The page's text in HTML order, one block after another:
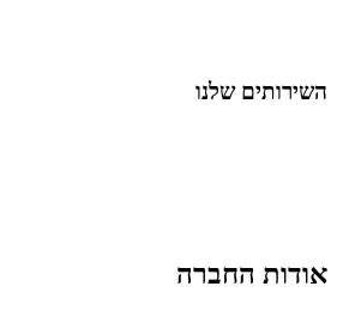
השירותים שלנו
אודות החברה